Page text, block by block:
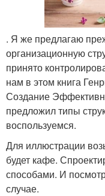
. Я же предлагаю
организационную
принято
нам в этом книга
Создание
предложил типы
воспользуемся.
Для иллюстрации
будет кафе.
способами. И
случае.